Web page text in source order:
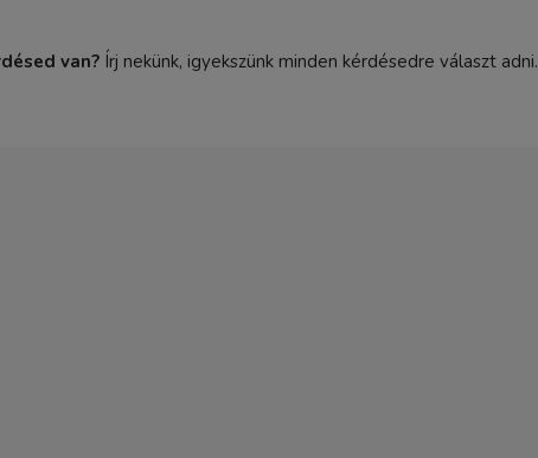
van? Írj nekünk, igyekszünk minden kérdésedre választ adni.